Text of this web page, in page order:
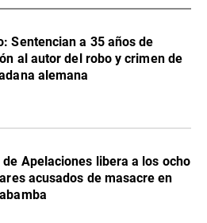
Sentencian a 35 años de
al autor del robo y crimen de
alemana
de Apelaciones libera a los ocho
acusados de masacre en